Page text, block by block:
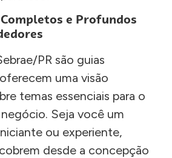
e Profundos
PR são guias
uma visão
temas essenciais para o
Seja você um
ou experiente,
desde a concepção